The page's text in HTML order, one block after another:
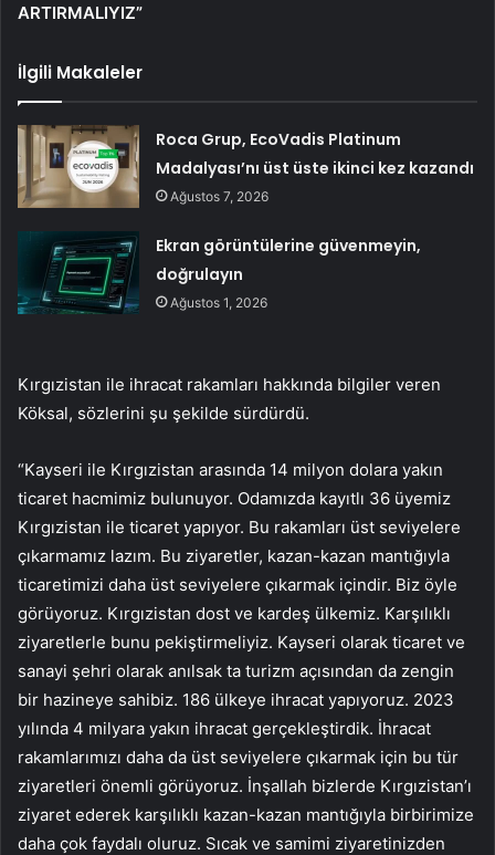
ARTIRMALIYIZ”
İlgili Makaleler
Roca Grup, EcoVadis Platinum
Madalyası’nı üst üste ikinci kez kazandı
Ağustos 7, 2026
Ekran görüntülerine güvenmeyin,
doğrulayın
Ağustos 1, 2026
Kırgızistan ile ihracat rakamları hakkında bilgiler veren
Köksal, sözlerini şu şekilde sürdürdü.
“Kayseri ile Kırgızistan arasında 14 milyon dolara yakın
ticaret hacmimiz bulunuyor. Odamızda kayıtlı 36 üyemiz
Kırgızistan ile ticaret yapıyor. Bu rakamları üst seviyelere
çıkarmamız lazım. Bu ziyaretler, kazan-kazan mantığıyla
ticaretimizi daha üst seviyelere çıkarmak içindir. Biz öyle
görüyoruz. Kırgızistan dost ve kardeş ülkemiz. Karşılıklı
ziyaretlerle bunu pekiştirmeliyiz. Kayseri olarak ticaret ve
sanayi şehri olarak anılsak ta turizm açısından da zengin
bir hazineye sahibiz. 186 ülkeye ihracat yapıyoruz. 2023
yılında 4 milyara yakın ihracat gerçekleştirdik. İhracat
rakamlarımızı daha da üst seviyelere çıkarmak için bu tür
ziyaretleri önemli görüyoruz. İnşallah bizlerde Kırgızistan’ı
ziyaret ederek karşılıklı kazan-kazan mantığıyla birbirimize
daha çok faydalı oluruz. Sıcak ve samimi ziyaretinizden